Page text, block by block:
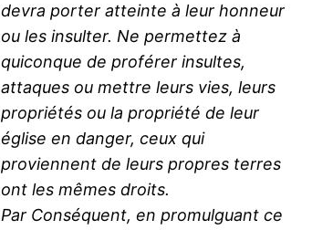
devra porter atteinte à leur honneur
ou les insulter. Ne permettez à
quiconque de proférer insultes,
attaques ou mettre leurs vies, leurs
propriétés ou la propriété de leur
église en danger, ceux qui
proviennent de leurs propres terres
ont les mêmes droits.
Par Conséquent, en promulguant ce